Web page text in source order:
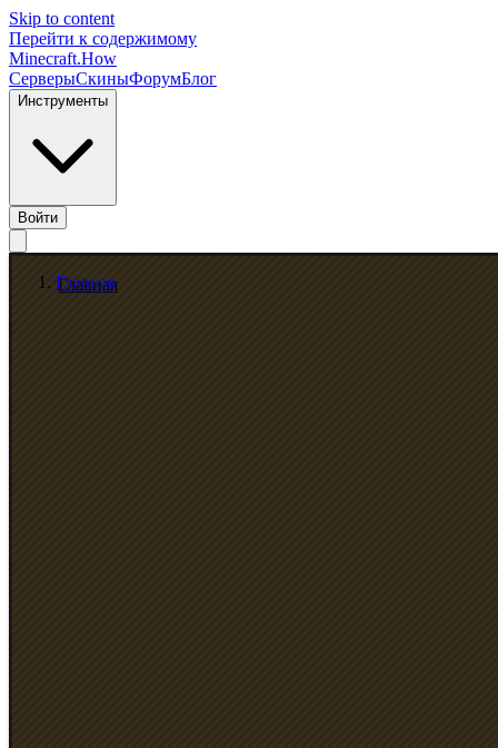
Skip to content
Перейти к содержимому
Minecraft.How
СерверыСкиныФорумБлог
Инструменты
Войти
Главная